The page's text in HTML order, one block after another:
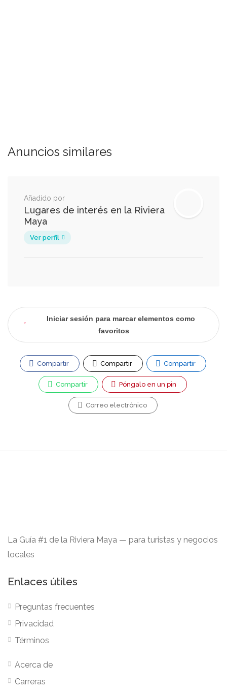
Anuncios similares
Añadido por
Lugares de interés en la Riviera
Maya
Ver perfil
Iniciar sesión para marcar elementos como
favoritos
Compartir Compartir Compartir
Compartir Póngalo en un pin
Correo electrónico
La Guía #1 de la Riviera Maya — para turistas y negocios
locales
Enlaces útiles
Preguntas frecuentes
Privacidad
Términos
Acerca de
Carreras